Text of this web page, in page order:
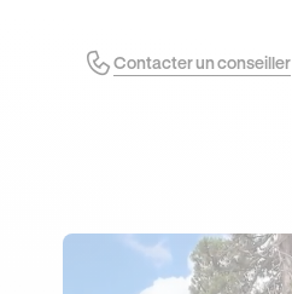
J'EN PROFITE !Contacter un conseiller